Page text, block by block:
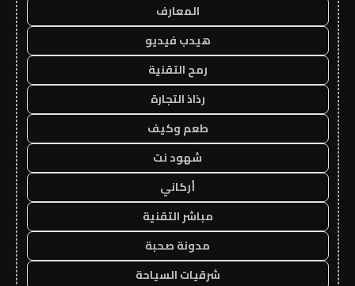
المعارف
هيدب فيديو
رمح التقنية
رذاذ التجارة
طعم وكيف
شهود نت
أركاني
مباشر التقنية
مدونة صحبة
شرقيات السياحة